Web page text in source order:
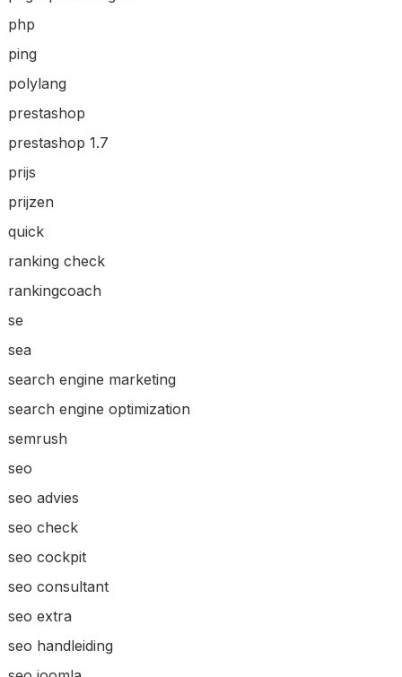
php
ping
polylang
prestashop
prestashop 1.7
prijs
prijzen
quick
ranking check
rankingcoach
se
sea
search engine marketing
search engine optimization
semrush
seo
seo advies
seo check
seo cockpit
seo consultant
seo extra
seo handleiding